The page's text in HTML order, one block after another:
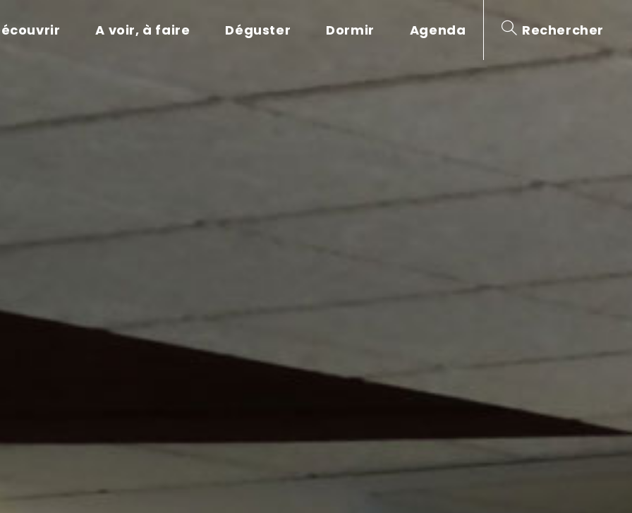
A voir, à faire Déguster Dormir Agenda Rechercher